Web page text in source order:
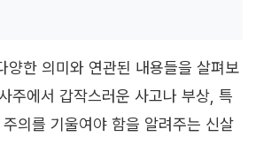
양한 의미와 연관된 내용들을 살펴보
주에서 갑작스러운 사고나 부상, 특
의를 기울여야 함을 알려주는 신살